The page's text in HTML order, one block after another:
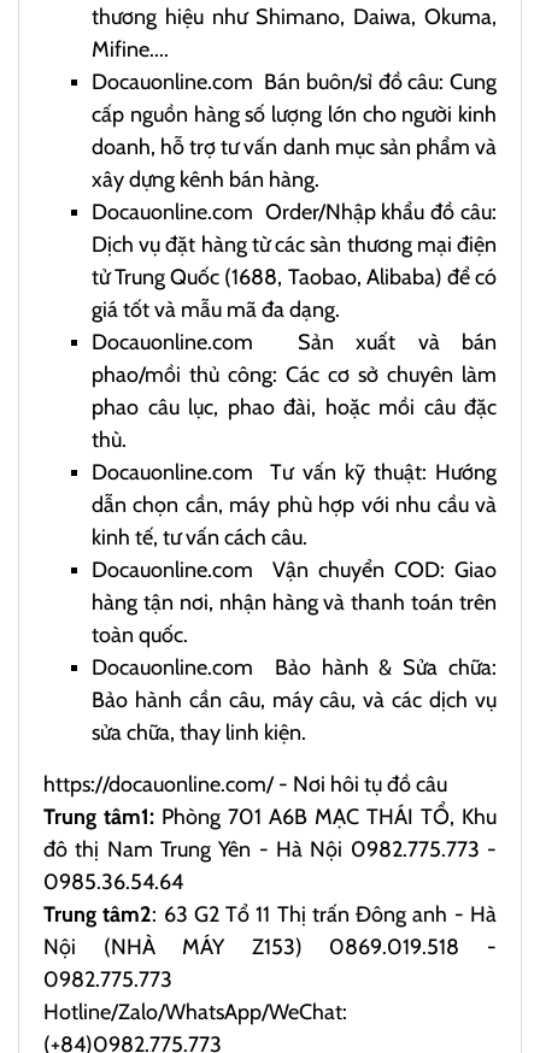
thương hiệu như Shimano, Daiwa, Okuma,
Mifine....
Docauonline.com Bán buôn/sỉ đồ câu: Cung
cấp nguồn hàng số lượng lớn cho người kinh
doanh, hỗ trợ tư vấn danh mục sản phẩm và
xây dựng kênh bán hàng.
Docauonline.com Order/Nhập khẩu đồ câu:
Dịch vụ đặt hàng từ các sàn thương mại điện
tử Trung Quốc (1688, Taobao, Alibaba) để có
giá tốt và mẫu mã đa dạng.
Docauonline.com Sản xuất và bán
phao/mồi thủ công: Các cơ sở chuyên làm
phao câu lục, phao đài, hoặc mồi câu đặc
thù.
Docauonline.com Tư vấn kỹ thuật: Hướng
dẫn chọn cần, máy phù hợp với nhu cầu và
kinh tế, tư vấn cách câu.
Docauonline.com Vận chuyển COD: Giao
hàng tận nơi, nhận hàng và thanh toán trên
toàn quốc.
Docauonline.com Bảo hành & Sửa chữa:
Bảo hành cần câu, máy câu, và các dịch vụ
sửa chữa, thay linh kiện.
https://docauonline.com/- Nơi hôi tụ đồ câu
Trung tâm1: Phòng 701 A6B MẠC THÁI TỔ, Khu
đô thị Nam Trung Yên - Hà Nội 0982.775.773 -
0985.36.54.64
Trung tâm2: 63 G2 Tổ 11 Thị trấn Đông anh - Hà
Nội (NHÀ MÁY Z153) 0869.019.518 -
0982.775.773
Hotline/Zalo/WhatsApp/WeChat:
(+84)0982.775.773